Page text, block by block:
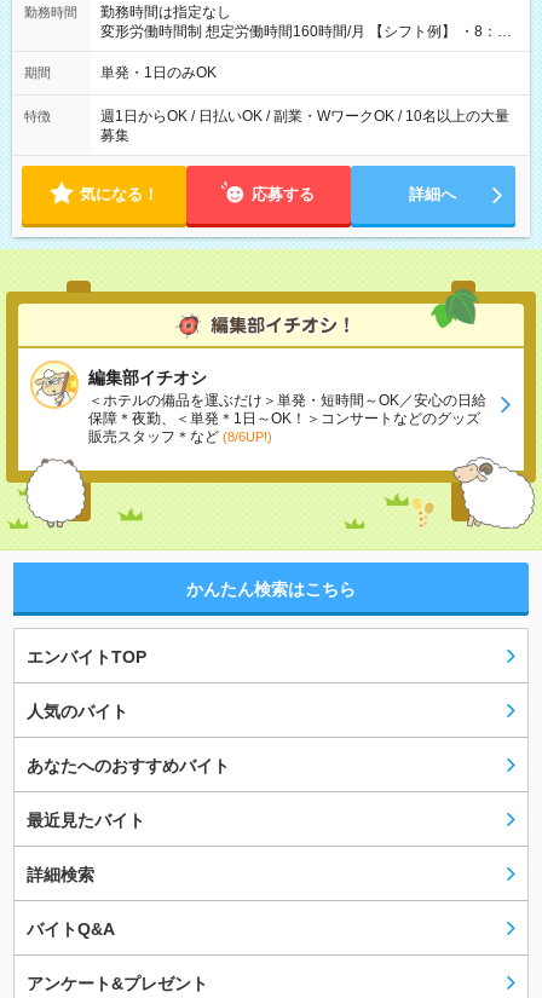
勤務時間
勤務時間は指定なし
変形労働時間制 想定労働時間160時間/月 【シフト例】 ・8：00
～21：00
期間 単発・1日のみOK
特徴
週1日からOK / 日払いOK / 副業・WワークOK / 10名以上の大量
募集
気になる！ 応募する 詳細へ
編集部イチオシ
＜ホテルの備品を運ぶだけ＞単発・短時間～OK／安心の日給
保障＊夜勤、＜単発＊1日～OK！＞コンサートなどのグッズ
販売スタッフ＊など (8/6UP!)
かんたん検索はこちら
エンバイトTOP
人気のバイト
あなたへのおすすめバイト
最近見たバイト
詳細検索
バイトQ&A
アンケート&プレゼント